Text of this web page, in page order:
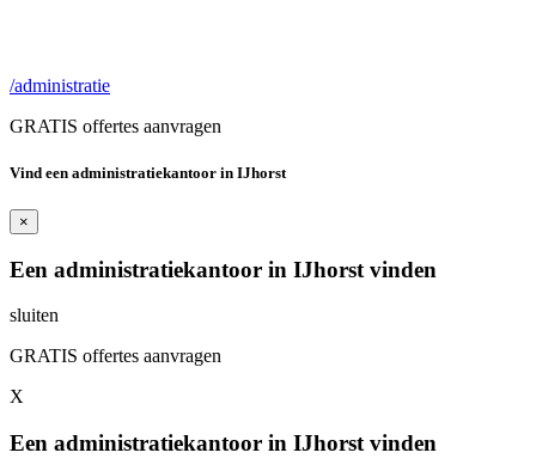
/administratie
GRATIS offertes aanvragen
Vind een administratiekantoor in IJhorst
×
Een administratiekantoor in IJhorst vinden
sluiten
GRATIS offertes aanvragen
X
Een administratiekantoor in IJhorst vinden